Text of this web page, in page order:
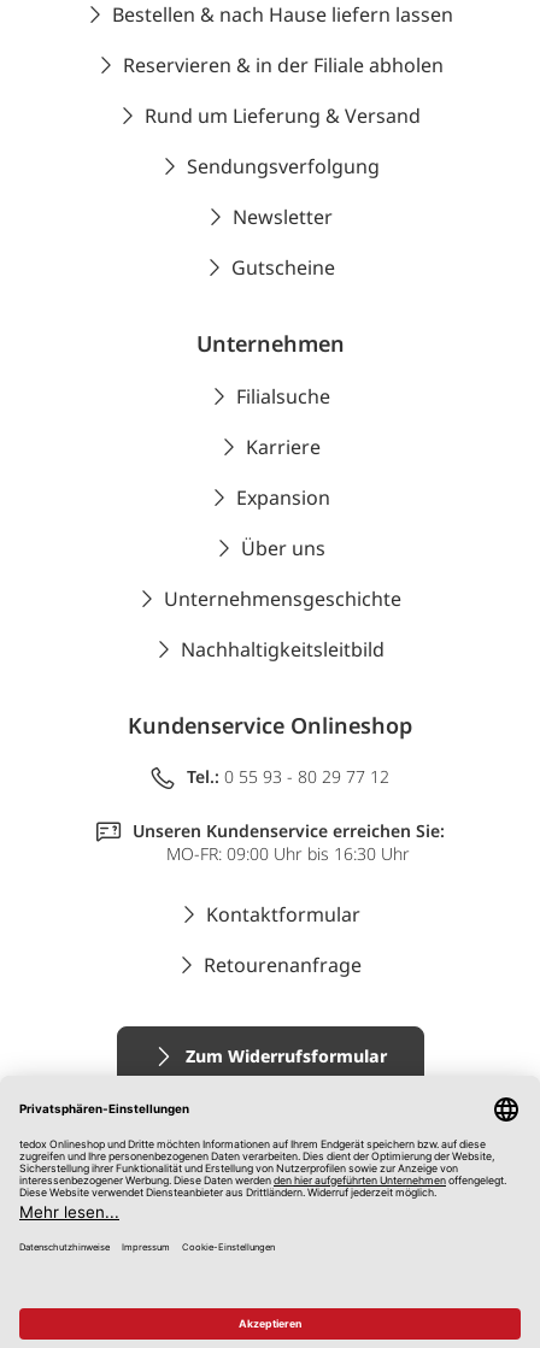
Bestellen & nach Hause liefern lassen
Reservieren & in der Filiale abholen
Rund um Lieferung & Versand
Sendungsverfolgung
Newsletter
Gutscheine
Unternehmen
Filialsuche
Karriere
Expansion
Über uns
Unternehmensgeschichte
Nachhaltigkeitsleitbild
Kundenservice Onlineshop
Tel.: 0 55 93 - 80 29 77 12
Unseren Kundenservice erreichen Sie:
MO-FR: 09:00 Uhr bis 16:30 Uhr
Kontaktformular
Retourenanfrage
Zum Widerrufsformular
Impressum
AGB
Datenschutz
Hinweisgebersystem